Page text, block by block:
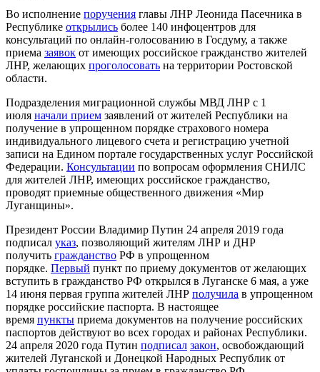
Во исполнение поручения главы ЛНР Леонида Пасечника в
Республике открылись более 140 инфоцентров для
консультаций по онлайн-голосованию в Госдуму, а также
приема заявок от имеющих российское гражданство жителей
ЛНР, желающих проголосовать на территории Ростовской
области.
Подразделения миграционной службы МВД ЛНР с 1
июля начали прием заявлений от жителей Республики на
получение в упрощенном порядке страхового номера
индивидуального лицевого счета и регистрацию учетной
записи на Едином портале государственных услуг Российской
Федерации. Консультации по вопросам оформления СНИЛС
для жителей ЛНР, имеющих российское гражданство,
проводят приемные общественного движения «Мир
Луганщины».
Президент России Владимир Путин 24 апреля 2019 года
подписал указ, позволяющий жителям ЛНР и ДНР
получить гражданство РФ в упрощенном
порядке. Первый пункт по приему документов от желающих
вступить в гражданство РФ открылся в Луганске 6 мая, а уже
14 июня первая группа жителей ЛНР получила в упрощенном
порядке российские паспорта. В настоящее
время пункты приема документов на получение российских
паспортов действуют во всех городах и районах Республики.
24 апреля 2020 года Путин подписал закон, освобождающий
жителей Луганской и Донецкой Народных Республик от